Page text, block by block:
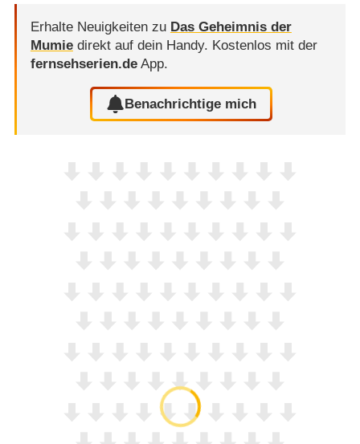
Erhalte Neuigkeiten zu Das Geheimnis der
Mumiedirekt auf dein Handy. Kostenlos mit der
fernsehserien.deApp.
Benachrichtige mich